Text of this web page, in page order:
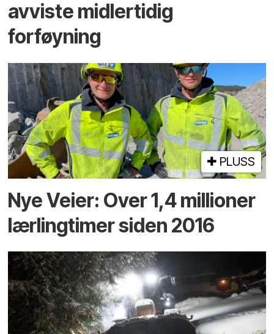
avviste midlertidig
forføyning
PLUSS
Nye Veier: Over 1,4 millioner
lærlingtimer siden 2016